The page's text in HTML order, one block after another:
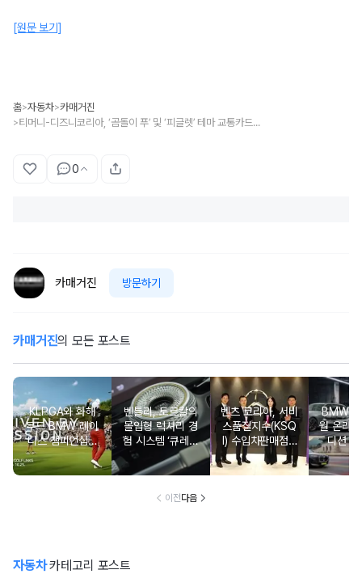
[원문 보기]
홈>자동차>카매거진
> 티머니-디즈니코리아, ‘곰돌이 푸’ 및 ‘피글렛’ 테마 교통카드 출시
0
카매거진 방문하기
카매거진의 모든 포스트
KLPGA와 화해
무드 BMW 레이
디스 챔피언십…
국내 유일 ‘드림
매치’ 성사되며 얼
벤틀리, 토르칼의
몰입형 럭셔리 경
험 시스템 ‘큐레이
션 엔진’ 공개
벤츠 코리아, 서비
스품질지수(KSQ
I) 수입차판매점 1
2년·수입인증중고
차 6년 연속 1위
BMW
월 온라
디션 3
이전다음
자동차카테고리 포스트